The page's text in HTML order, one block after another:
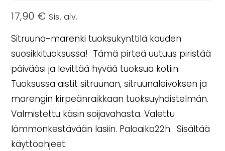
17,90 € Sis. alv.
Sitruuna-marenki tuoksukynttilä kauden
suosikkituoksussa! Tämä pirteä uutuus piristää
päivääsi ja levittää hyvää tuoksua kotiin.
Tuoksussa aistit sitruunan, sitruunaleivoksen ja
marengin kirpeänraikkaan tuoksuyhdistelmän.
Valmistettu käsin soijavahasta. Valettu
lämmönkestävään lasiin. Paloaika22h. Sisältää
käyttöohjeet.